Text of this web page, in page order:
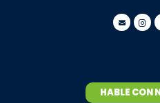
HABLE CON